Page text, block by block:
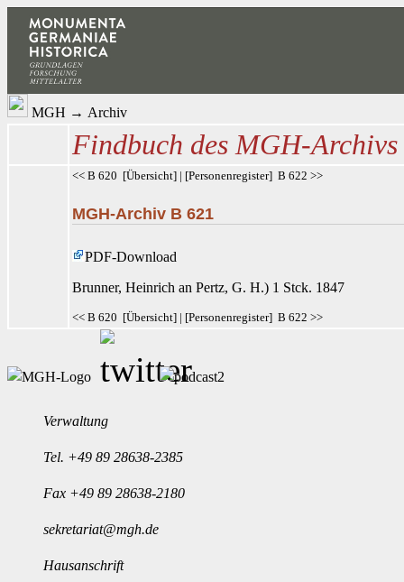
MGH → Archiv
Findbuch des MGH-Archivs
<< B 620 [Übersicht] | [Personenregister] B 622 >>
MGH-Archiv B 621
PDF-Download
Brunner, Heinrich an Pertz, G. H.) 1 Stck. 1847
<< B 620 [Übersicht] | [Personenregister] B 622 >>
Verwaltung
Tel. +49 89 28638-2385
Fax +49 89 28638-2180
sekretariat@mgh.de
Hausanschrift